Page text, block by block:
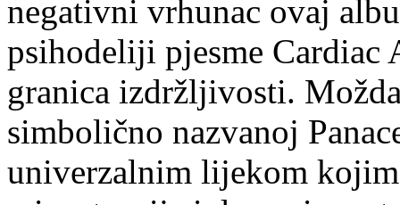
negativni vrhunac ovaj
psihodeliji pjesme Cardiac
granica izdržljivosti.
simbolično nazvanoj
univerzalnim lijekom